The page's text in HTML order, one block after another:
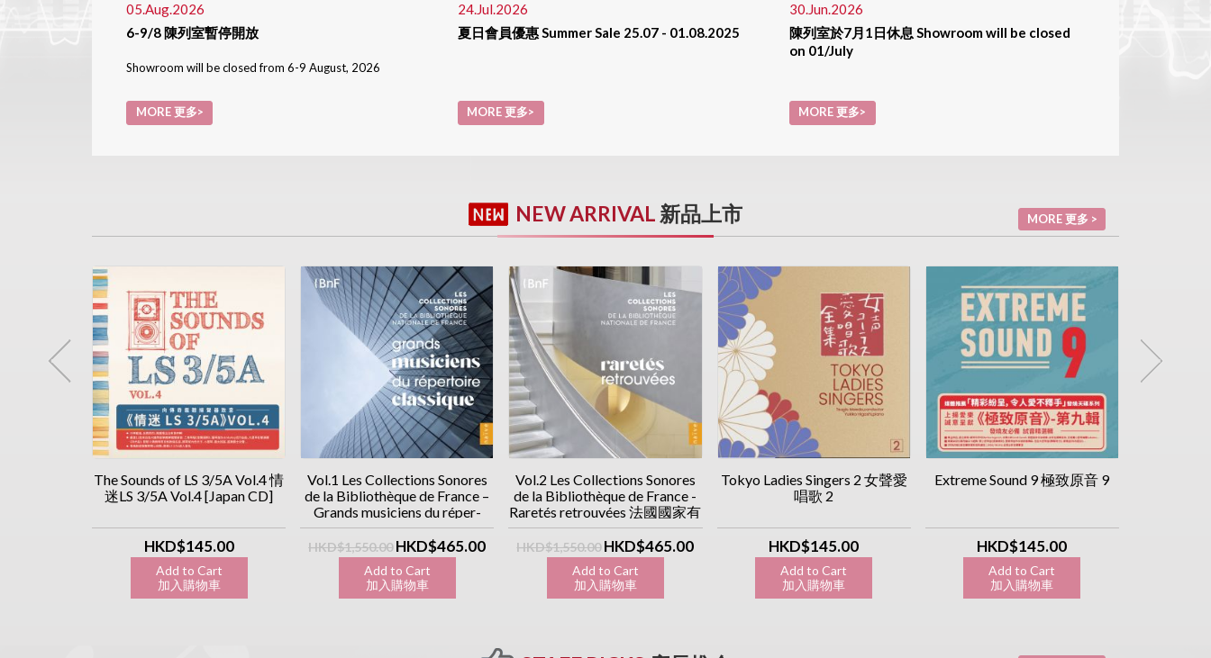
05.Aug.2026
6-9/8 陳列室暫停開放
Showroom will be closed from 6-9 August, 2026
MORE 更多>
24.Jul.2026
夏日會員優惠 Summer Sale 25.07 - 01.08.2025
MORE 更多>
30.Jun.2026
陳列室於7月1日休息 Showroom will be closed
on 01/July
MORE 更多>
NEW ARRIVAL 新品上市
The Sounds of LS 3/5A Vol.4 情
迷LS 3/5A Vol.4 [Japan CD]
HKD$145.00
Add to Cart
加入購物車
Vol.1 Les Collections Sonores
de la Bibliothèque de France –
Grands musiciens du réper-
toire classique (10CD優惠價)
HKD$1,550.00 HKD$465.00
Add to Cart
加入購物車
Vol.2 Les Collections Sonores
de la Bibliothèque de France -
Raretés retrouvées 法國國家有
聲圖書館藏 (下集) /「稀有錄
音」篇 (10CD優惠價)
HKD$1,550.00 HKD$465.00
Add to Cart
加入購物車
Tokyo Ladies Singers 2 女聲愛
唱歌 2
HKD$145.00
Add to Cart
加入購物車
Extreme Sound 9 極致原音 9
HKD$145.00
Add to Cart
加入購物車
MORE 更多 >